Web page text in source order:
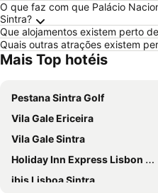
O que faz com que Palácio
Sintra?
Que alojamentos existem perto
Quais outras atrações existem
Mais Top hotéis
Pestana Sintra Golf
Vila Gale Ericeira
Vila Gale Sintra
Holiday Inn Express Lisbon - Oeiras By Ihg
ibis Lisboa Sintra